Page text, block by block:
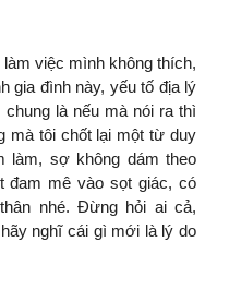
việc mình không thích,
gia đình này, yếu tố địa lý
là nếu mà nói ra thì
mà tôi chốt lại một từ duy
làm, sợ không dám theo
đam mê vào sọt giác, có
nhé. Đừng hỏi ai cả,
nghĩ cái gì mới là lý do